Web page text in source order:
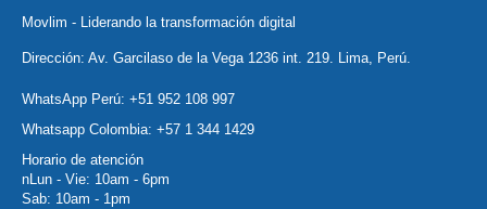
Movlim - Liderando la transformación digital
Dirección: Av. Garcilaso de la Vega 1236 int. 219. Lima, Perú.
WhatsApp Perú: +51 952 108 997
Whatsapp Colombia: +57 1 344 1429
Horario de atención
nLun - Vie: 10am - 6pm
Sab: 10am - 1pm